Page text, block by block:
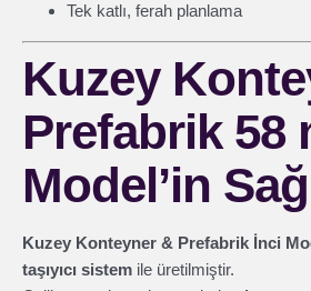
Tek katlı, ferah planlama
Kuzey
Prefabrik 58
Model’in
Kuzey Konteyner & Prefabrik İnci
taşıyıcı sistem ile üretilmiştir.